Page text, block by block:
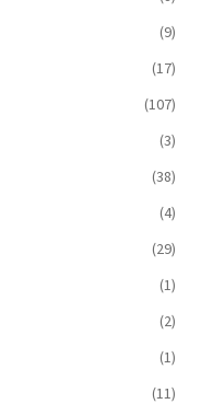
(9)
(17)
(107)
(3)
(38)
(4)
(29)
(1)
(2)
(1)
(11)